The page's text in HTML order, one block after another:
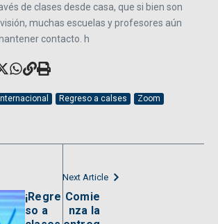
de clases desde casa, que si bien son
muchas escuelas y profesores aún
contacto. h
Regreso a calses Zoom
¡Regre
so a
Next Article
Comie
nza la